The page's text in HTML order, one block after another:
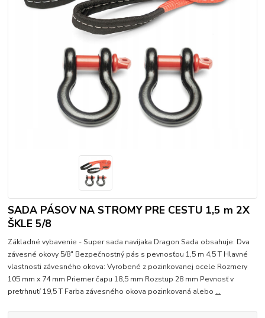
SADA PÁSOV NA STROMY PRE CESTU 1,5 m 2X
ŠKLE 5/8
Základné vybavenie - Super sada navijaka Dragon Sada obsahuje: Dva
závesné okovy 5/8" Bezpečnostný pás s pevnosťou 1,5 m 4,5 T Hlavné
vlastnosti závesného okova: Vyrobené z pozinkovanej ocele Rozmery
105 mm x 74 mm Priemer čapu 18,5 mm Rozstup 28 mm Pevnosť v
pretrhnutí 19,5 T Farba závesného okova pozinkovaná alebo ...